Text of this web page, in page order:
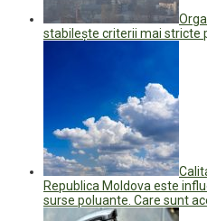
stabileşte criterii mai stricte
Republica Moldova este
surse poluante. Care sunt